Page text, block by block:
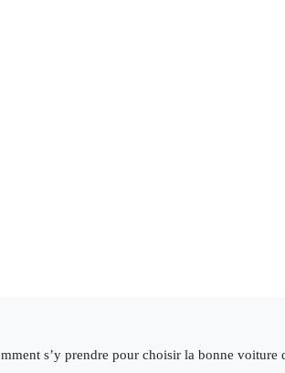
s’y prendre pour choisir la bonne voiture